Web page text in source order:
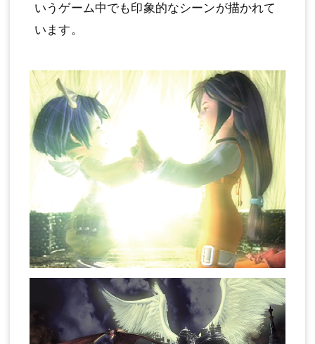
いうゲーム中でも印象的なシーンが描かれて
います。